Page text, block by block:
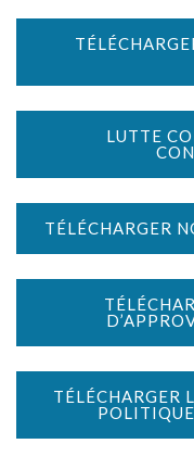
LUTTE
TÉLÉCHARGER
TÉLÉCHARGER